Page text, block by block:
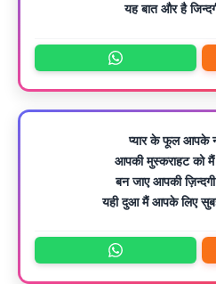
यह बात और है
प्यार के फूल आपके
आपकी मुस्कराहट को
बन जाए आपकी
यही दुआ मैं आपके लिए